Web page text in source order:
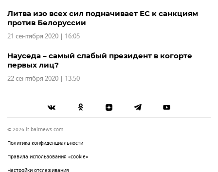
Литва изо всех сил подначивает ЕС к санкциям
против Белоруссии
21 сентября 2020 | 16:05
Науседа – самый слабый президент в когорте
первых лиц?
22 сентября 2020 | 13:50
© 2026 lt.baltnews.com
Политика конфиденциальности
Правила использования «cookie»
Настройки отслеживания